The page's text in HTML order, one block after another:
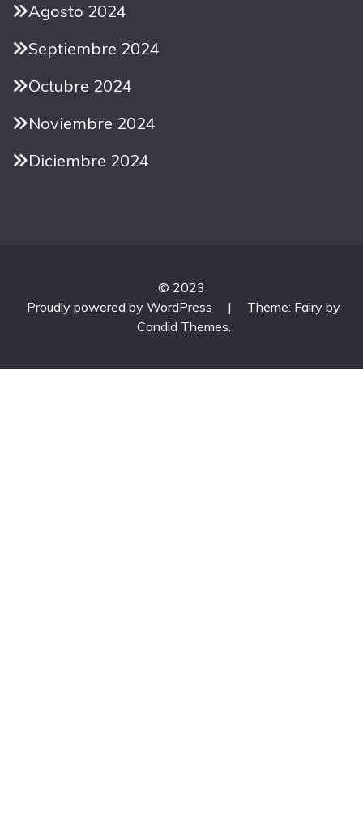
Agosto 2024
Septiembre 2024
Octubre 2024
Noviembre 2024
Diciembre 2024
© 2023
Proudly powered by WordPress
|
Theme: Fairy by
Candid Themes